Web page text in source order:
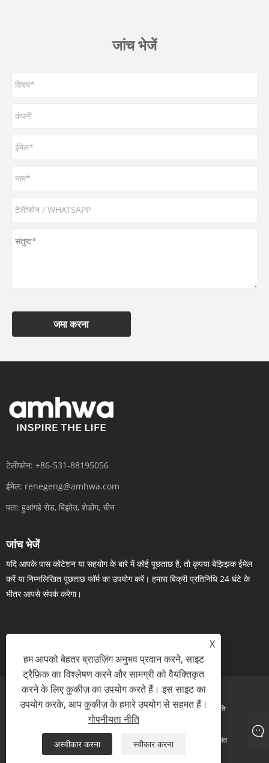
जांच भेजें
जमा करना
टेलीफोन: +86-531-88195056
ईमेल: renegeng@amhwa.com
पता: हुआंगहे रोड, बिंझोउ, शेडोंग, चीन
जांच भेजें
यदि आपके पास कोटेशन या सहयोग के बारे में कोई पूछताछ है, तो कृपया बेझिझक ईमेल
करें या निम्नलिखित पूछताछ फॉर्म का उपयोग करें। हमारा बिक्री प्रतिनिधि 24 घंटे के
भीतर आपसे संपर्क करेगा।
अब पूछताछ करें
Links Sitemap RSS XML गोपनीयता नीति
कॉपीराइट © 2023 अमहवा बायोफार्मा कंपनी लिमिटेड सर्वाधिकार सुरक्षित
X
हम आपको बेहतर ब्राउज़िंग अनुभव प्रदान करने, साइट
ट्रैफ़िक का विश्लेषण करने और सामग्री को वैयक्तिकृत
करने के लिए कुकीज़ का उपयोग करते हैं। इस साइट का
उपयोग करके, आप कुकीज़ के हमारे उपयोग से सहमत हैं।
गोपनीयता नीति
अस्वीकार करना स्वीकार करना